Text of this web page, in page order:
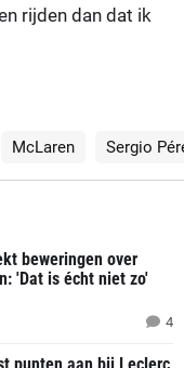
rijden dan dat ik
McLaren Sergio
beweringen over
'Dat is écht niet zo'
4